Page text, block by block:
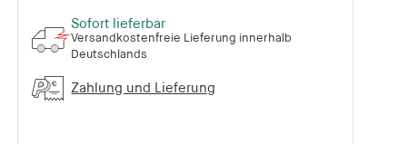
Sofort lieferbar
Versandkostenfreie Lieferung innerhalb
Deutschlands
Zahlung und Lieferung